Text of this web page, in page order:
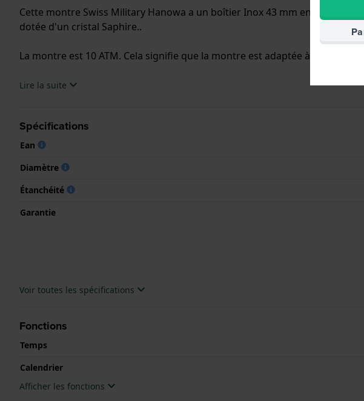
Cette montre Swiss Military Hanowa a un boîtier Inox 43 mm en
dotée d'un cristal Saphire..
La montre est 10 ATM. Cela signifie que la montre est adaptée à la
.Lire la suite
Spécifications
Ean
Diamètre
Étanchéité
Garantie
Voir toutes les spécifications
Fonctions
Temps
Calendrier
Afficher les fonctions